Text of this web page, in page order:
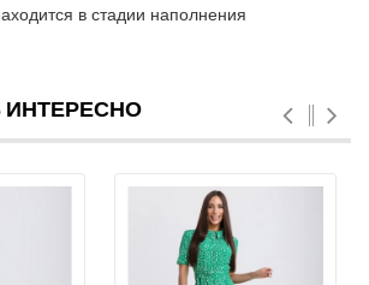
в стадии наполнения